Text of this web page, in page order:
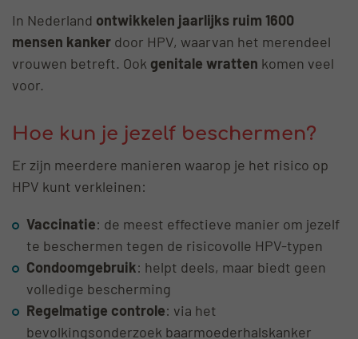
In Nederland ontwikkelen jaarlijks ruim 1600
mensen kanker door HPV, waarvan het merendeel
vrouwen betreft. Ook genitale wratten komen veel
voor.
Hoe kun je jezelf beschermen?
Er zijn meerdere manieren waarop je het risico op
HPV kunt verkleinen:
Vaccinatie: de meest effectieve manier om jezelf
te beschermen tegen de risicovolle HPV-typen
Condoomgebruik: helpt deels, maar biedt geen
volledige bescherming
Regelmatige controle: via het
bevolkingsonderzoek baarmoederhalskanker